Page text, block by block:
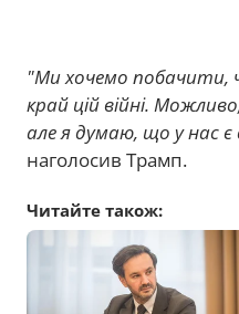
"Ми хочемо побачити,
край цій війні.
але я думаю, що у нас
наголосив Трамп.
Читайте також: